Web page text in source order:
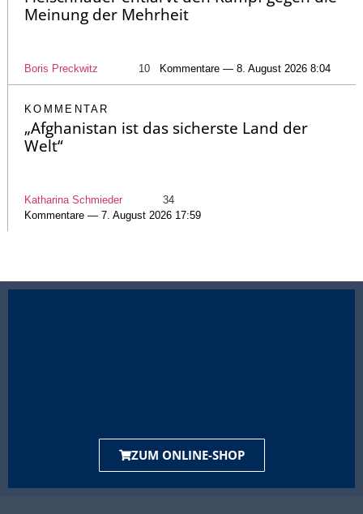
Meinung der Mehrheit
Boris Preckwitz 10 Kommentare — 8. August 2026 8:04
KOMMENTAR
„Afghanistan ist das sicherste Land der
Welt“
Katharina Schmieder
34
Kommentare — 7. August 2026 17:59
ZUM ONLINE-SHOP